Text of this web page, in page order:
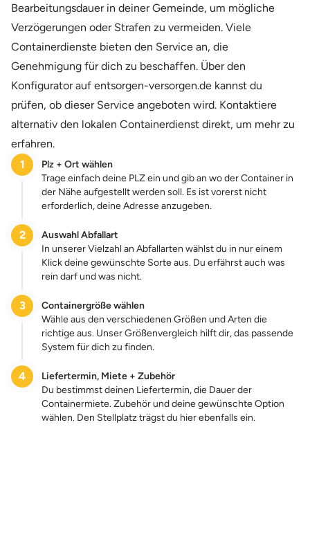
Bearbeitungsdauer in deiner Gemeinde, um mögliche
Verzögerungen oder Strafen zu vermeiden. Viele
Containerdienste bieten den Service an, die
Genehmigung für dich zu beschaffen. Über den
Konfigurator auf entsorgen-versorgen.de kannst du
prüfen, ob dieser Service angeboten wird. Kontaktiere
alternativ den lokalen Containerdienst direkt, um mehr zu
erfahren.
1
Plz + Ort wählen
Trage einfach deine PLZ ein und gib an wo der Container in
der Nähe aufgestellt werden soll. Es ist vorerst nicht
erforderlich, deine Adresse anzugeben.
2
Auswahl Abfallart
In unserer Vielzahl an Abfallarten wählst du in nur einem
Klick deine gewünschte Sorte aus. Du erfährst auch was
rein darf und was nicht.
3
Containergröße wählen
Wähle aus den verschiedenen Größen und Arten die
richtige aus. Unser Größenvergleich hilft dir, das passende
System für dich zu finden.
4
Liefertermin, Miete + Zubehör
Du bestimmst deinen Liefertermin, die Dauer der
Containermiete. Zubehör und deine gewünschte Option
wählen. Den Stellplatz trägst du hier ebenfalls ein.